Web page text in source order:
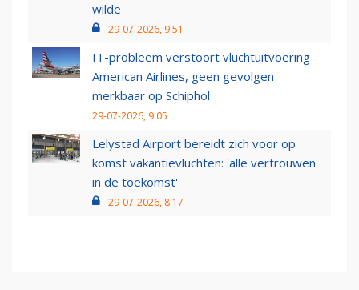
wilde
29-07-2026, 9:51
IT-probleem verstoort vluchtuitvoering
American Airlines, geen gevolgen
merkbaar op Schiphol
29-07-2026, 9:05
Lelystad Airport bereidt zich voor op
komst vakantievluchten: 'alle vertrouwen
in de toekomst'
29-07-2026, 8:17